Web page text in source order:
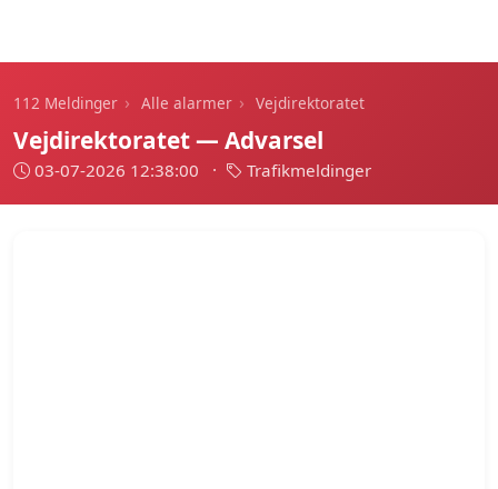
112 Meldinger › Alle alarmer › Vejdirektoratet
Vejdirektoratet — Advarsel
03-07-2026 12:38:00 · Trafikmeldinger